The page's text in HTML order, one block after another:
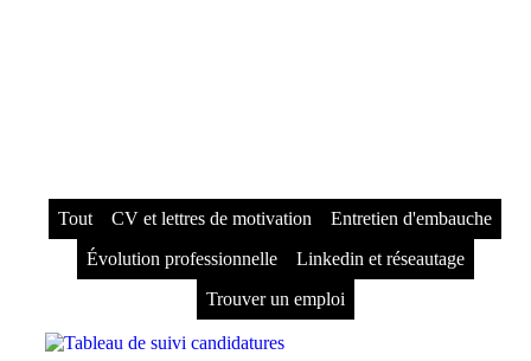
CV et lettres de motivation
Entretien d'embauche
Évolution professionnelle
Linkedin et réseautage
Trouver un emploi
Tout